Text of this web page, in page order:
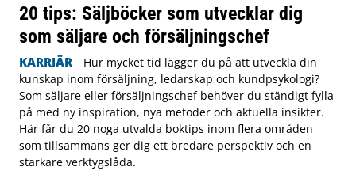
20 tips: Säljböcker som utvecklar dig
som säljare och försäljningschef
KARRIÄR
Hur mycket tid lägger du på att utveckla din
kunskap inom försäljning, ledarskap och kundpsykologi?
Som säljare eller försäljningschef behöver du ständigt fylla
på med ny inspiration, nya metoder och aktuella insikter.
Här får du 20 noga utvalda boktips inom flera områden
som tillsammans ger dig ett bredare perspektiv och en
starkare verktygslåda.